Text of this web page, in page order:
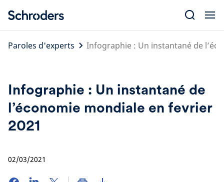
content
Paroles d'experts
Infographie : Un instantané de
Infographie : Un instantané de
l’économie mondiale en fevrier
2021
02/03/2021